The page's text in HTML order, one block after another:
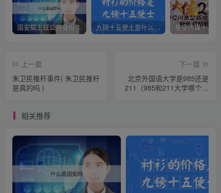
国安局上班公开身份是什么（国安身份对家人保密吗） 九磅十五便士是什么意思（九磅十五便士是什么梗）
上一篇
朱卫民推杆事件( 朱卫民推杆
是真的吗 )
下一篇
北京外国语大学是985还是
211（985和211大学哪个更
相关推荐